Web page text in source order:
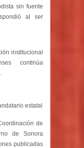
sin fuente
al ser
institucional
continúa
estatal
de
de Sonora
publicadas